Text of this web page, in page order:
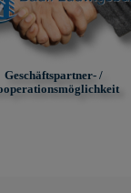
Geschäftspartner- /